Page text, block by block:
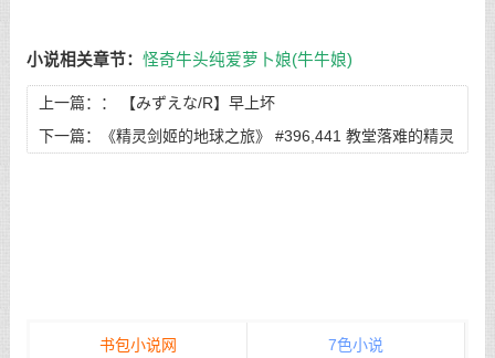
小说相关章节： 怪奇牛头纯爱萝卜娘(牛牛娘)
上一篇：：
【みずえな/R】早上坏
下一篇：
《精灵剑姬的地球之旅》 #396,441 教堂落难的精灵
书包小说网 7色小说